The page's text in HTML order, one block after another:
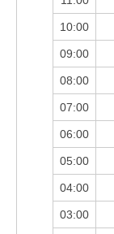
10:00
09:00
08:00
07:00
06:00
05:00
04:00
03:00